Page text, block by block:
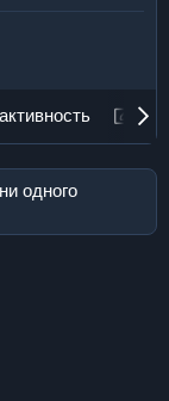
одного